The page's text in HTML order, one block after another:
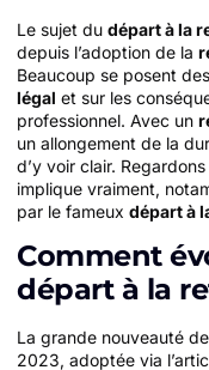
Le sujet du départ à la
depuis l’adoption de la
Beaucoup se posent
légal et sur les
professionnel. Avec un
un allongement de la
d’y voir clair.
implique vraiment,
par le fameux départ à
Comment
départ à la
La grande nouveauté
2023, adoptée via